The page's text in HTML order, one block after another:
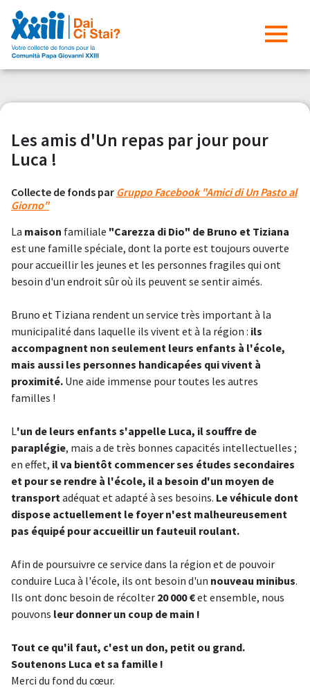
Les amis d'Un repas par jour pour
Luca !
Collecte de fonds par Gruppo Facebook "Amici di Un Pasto al
Giorno"
La maison familiale "Carezza di Dio" de Bruno et Tiziana
est une famille spéciale, dont la porte est toujours ouverte
pour accueillir les jeunes et les personnes fragiles qui ont
besoin d'un endroit sûr où ils peuvent se sentir aimés.
Bruno et Tiziana rendent un service très important à la
municipalité dans laquelle ils vivent et à la région : ils
accompagnent non seulement leurs enfants à l'école,
mais aussi les personnes handicapées qui vivent à
proximité. Une aide immense pour toutes les autres
familles !
L'un de leurs enfants s'appelle Luca, il souffre de
paraplégie, mais a de très bonnes capacités intellectuelles ;
en effet, il va bientôt commencer ses études secondaires
et pour se rendre à l'école, il a besoin d'un moyen de
transportadéquat et adapté à ses besoins. Le véhicule dont
dispose actuellement le foyer n'est malheureusement
pas équipé pour accueillir un fauteuil roulant.
Afin de poursuivre ce service dans la région et de pouvoir
conduire Luca à l'école, ils ont besoin d'un nouveau minibus.
Ils ont donc besoin de récolter 20 000 €et ensemble, nous
pouvons leur donner un coup de main !
Tout ce qu'il faut, c'est un don, petit ou grand.
Soutenons Luca et sa famille !
Merci du fond du cœur.